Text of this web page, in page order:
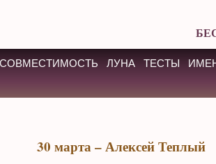
СОВМЕСТИМОСТЬ ЛУНА ТЕСТЫ
30 марта – Алексей Теплый